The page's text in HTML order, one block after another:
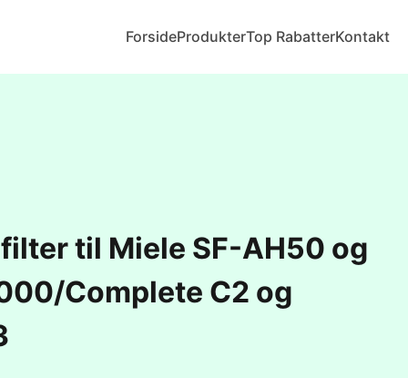
ForsideProdukterTop RabatterKontakt
til Miele SF-AH50 og
Complete C2 og